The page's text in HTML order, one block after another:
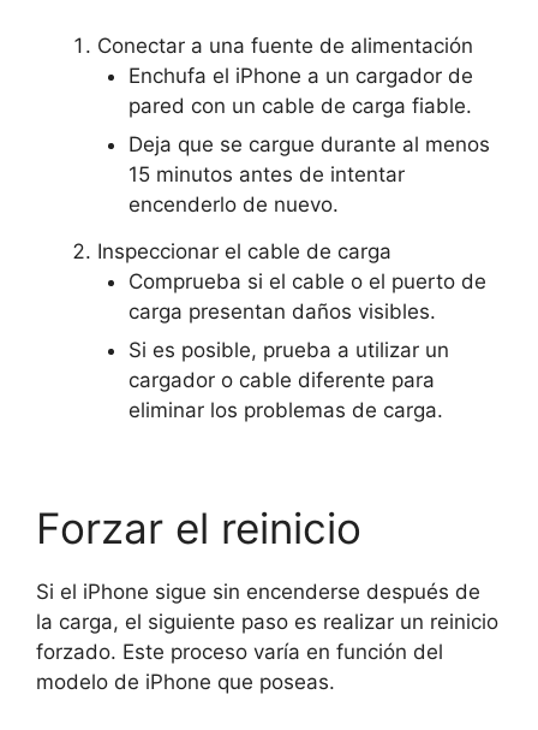
Conectar a una fuente de alimentación
Enchufa el iPhone a un cargador de
pared con un cable de carga fiable.
Deja que se cargue durante al menos
15 minutos antes de intentar
encenderlo de nuevo.
Inspeccionar el cable de carga
Comprueba si el cable o el puerto de
carga presentan daños visibles.
Si es posible, prueba a utilizar un
cargador o cable diferente para
eliminar los problemas de carga.
Forzar el reinicio
Si el iPhone sigue sin encenderse después de
la carga, el siguiente paso es realizar un reinicio
forzado. Este proceso varía en función del
modelo de iPhone que poseas.